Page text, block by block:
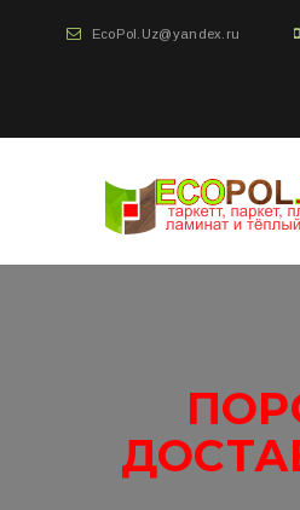
EcoPol.Uz@yandex.ru